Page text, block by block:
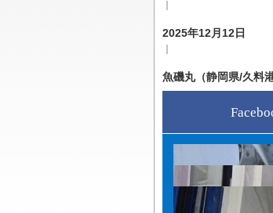
2025年12月12日
魚磯丸（静岡県/久料港